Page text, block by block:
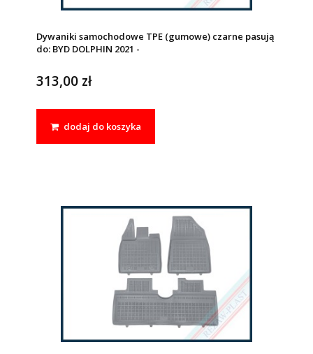
Dywaniki samochodowe TPE (gumowe) czarne pasują
do: BYD DOLPHIN 2021 -
313,00 zł
dodaj do koszyka